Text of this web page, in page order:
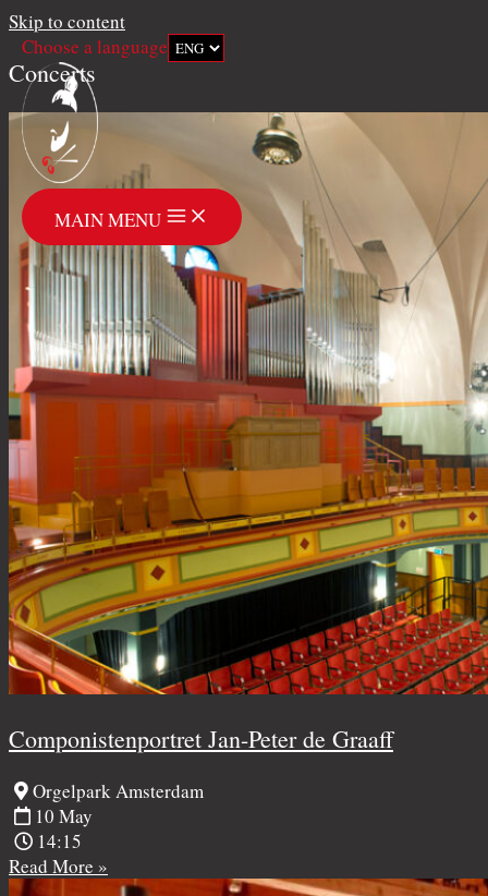
Skip to content
Choose a language
MAIN MENU
Concerts
Componistenportret Jan-Peter de Graaff
Orgelpark Amsterdam
10 May
14:15
Read More »